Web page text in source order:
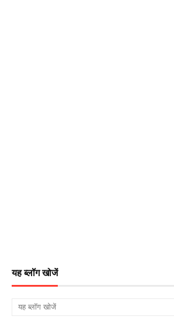
यह ब्लॉग खोजें